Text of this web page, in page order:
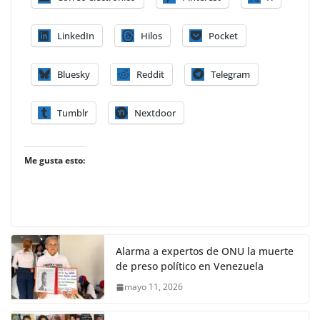
LinkedIn Hilos Pocket
Bluesky Reddit Telegram
Tumblr Nextdoor
Me gusta esto:
Alarma a expertos de ONU la muerte
de preso político en Venezuela
mayo 11, 2026